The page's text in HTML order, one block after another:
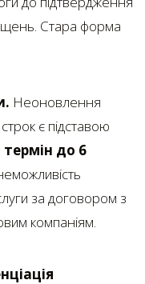
Стара форма
Неоновлення
є підставою
термін до 6
за договором з
компаніям.